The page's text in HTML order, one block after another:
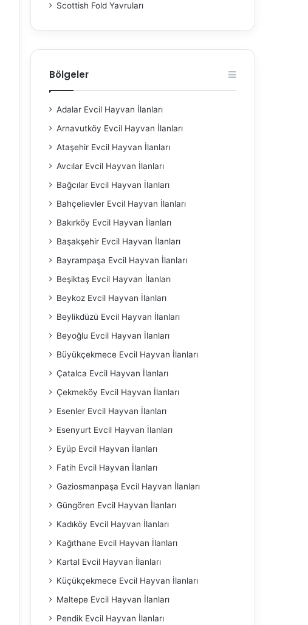
Scottish Fold Yavruları
Bölgeler
Adalar Evcil Hayvan İlanları
Arnavutköy Evcil Hayvan İlanları
Ataşehir Evcil Hayvan İlanları
Avcılar Evcil Hayvan İlanları
Bağcılar Evcil Hayvan İlanları
Bahçelievler Evcil Hayvan İlanları
Bakırköy Evcil Hayvan İlanları
Başakşehir Evcil Hayvan İlanları
Bayrampaşa Evcil Hayvan İlanları
Beşiktaş Evcil Hayvan İlanları
Beykoz Evcil Hayvan İlanları
Beylikdüzü Evcil Hayvan İlanları
Beyoğlu Evcil Hayvan İlanları
Büyükçekmece Evcil Hayvan İlanları
Çatalca Evcil Hayvan İlanları
Çekmeköy Evcil Hayvan İlanları
Esenler Evcil Hayvan İlanları
Esenyurt Evcil Hayvan İlanları
Eyüp Evcil Hayvan İlanları
Fatih Evcil Hayvan İlanları
Gaziosmanpaşa Evcil Hayvan İlanları
Güngören Evcil Hayvan İlanları
Kadıköy Evcil Hayvan İlanları
Kağıthane Evcil Hayvan İlanları
Kartal Evcil Hayvan İlanları
Küçükçekmece Evcil Hayvan İlanları
Maltepe Evcil Hayvan İlanları
Pendik Evcil Hayvan İlanları